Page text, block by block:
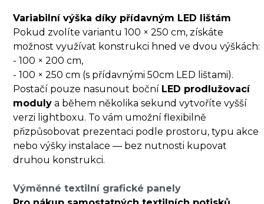
Variabilní výška díky přídavným LED lištám
Pokud zvolíte variantu 100 × 250 cm, získáte
možnost využívat konstrukci hned ve dvou výškách:
- 100 × 200 cm,
- 100 × 250 cm (s přídavnými 50cm LED lištami).
Postačí pouze nasunout boční LED prodlužovací
moduly a během několika sekund vytvoříte vyšší
verzi lightboxu. To vám umožní flexibilně
přizpůsobovat prezentaci podle prostoru, typu akce
nebo výšky instalace — bez nutnosti kupovat
druhou konstrukci.
Výměnné textilní grafické panely